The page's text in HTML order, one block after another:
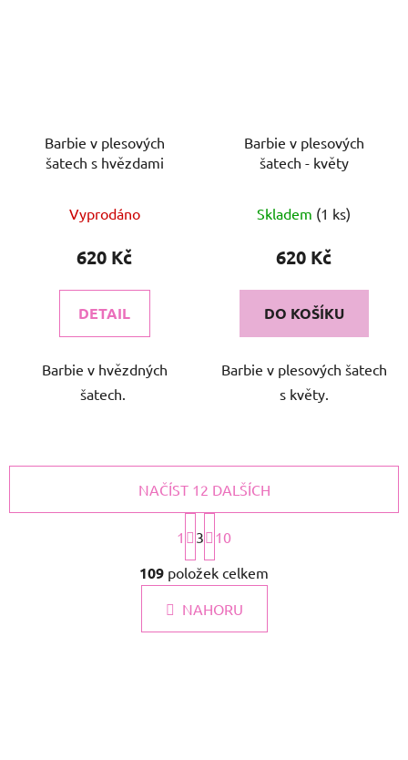
Barbie v plesových
šatech s hvězdami
Vyprodáno
620 Kč
DETAIL
Barbie v hvězdných
šatech.
Barbie v plesových
šatech - květy
Skladem (1 ks)
620 Kč
DO KOŠÍKU
Barbie v plesových šatech
s květy.
O
v
á
d
NAČÍST 12 DALŠÍCH
S
t
r
á
n
k
1 3 10
109 položek celkem
NAHORU